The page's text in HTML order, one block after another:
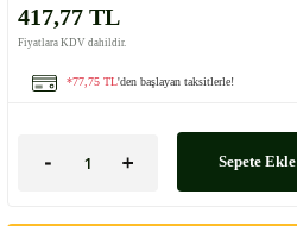
417,77 TL
Fiyatlara KDV dahildir.
*77,75 TL'den başlayan taksitlerle!
Sepete Ekle